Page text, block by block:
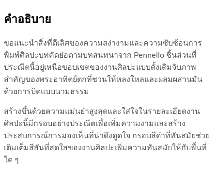
คำอธิบาย
ขอแนะนำสิ่งที่ดีเลิศของความสง่างามและความซับซ้อนการ
พิมพ์ศิลปะบทคัดย่อตามบทสนทนาจาก Pennello ชิ้นส่วนที่
ประณีตนี้อยู่เหนือขอบเขตของงานศิลปะแบบดั้งเดิมจับภาพ
สำคัญของพระอาทิตย์ตกที่ชวนให้หลงใหลและผสมผสานมัน
ด้วยการบิดแบบนามธรรม
สร้างขึ้นด้วยความแม่นยำสูงสุดและใส่ใจในรายละเอียดงาน
ศิลปะนี้มีกรอบอย่างประณีตเพื่อเพิ่มความงามและสร้าง
ประสบการณ์การมองเห็นที่น่าดึงดูดใจ กรอบสีดำที่ทันสมัยช่วย
เติมเต็มสีสันที่สดใสของงานศิลปะเพิ่มความทันสมัยให้กับพื้นที่
ใด ๆ